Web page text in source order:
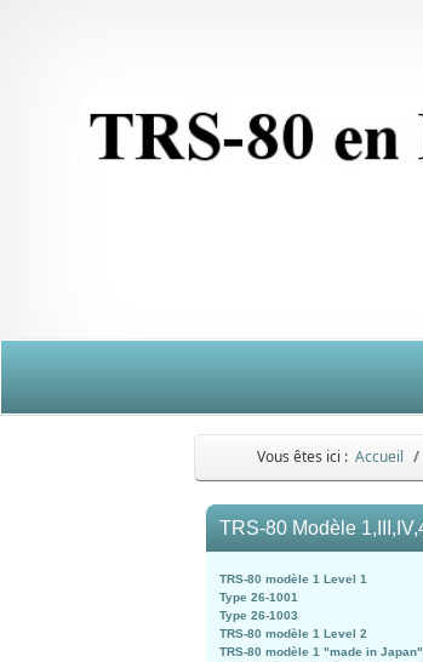
Vous êtes ici : Accueil
TRS-80 Modèle
TRS-80 modèle 1 Level 1
Type 26-1001
Type 26-1003
TRS-80 modèle 1 Level 2
TRS-80 modèle 1 "made in Japan"